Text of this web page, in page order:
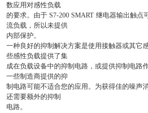
数应用对感性负载
的要求。由于 S7-200 SMART 继电器输出触点
流负载，所以未提供
内部保护。
一种良好的抑制解决方案是使用接触器或其它
些感性负载提供了集
成在负载设备中的抑制电路，或提供抑制电路
一些制造商提供的抑
制电路可能不适合您的应用。为获得佳的噪声
还需要额外的抑制
电路。